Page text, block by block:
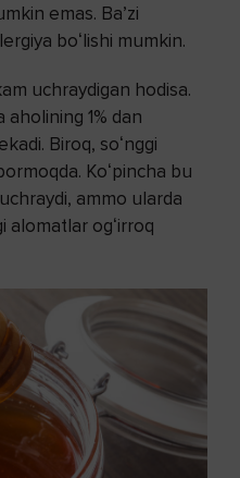
emas. Baʼzi
boʻlishi mumkin.
uchraydigan hodisa.
aholining 1% dan
Biroq, soʻnggi
Koʻpincha bu
ammo ularda
alomatlar ogʻirroq